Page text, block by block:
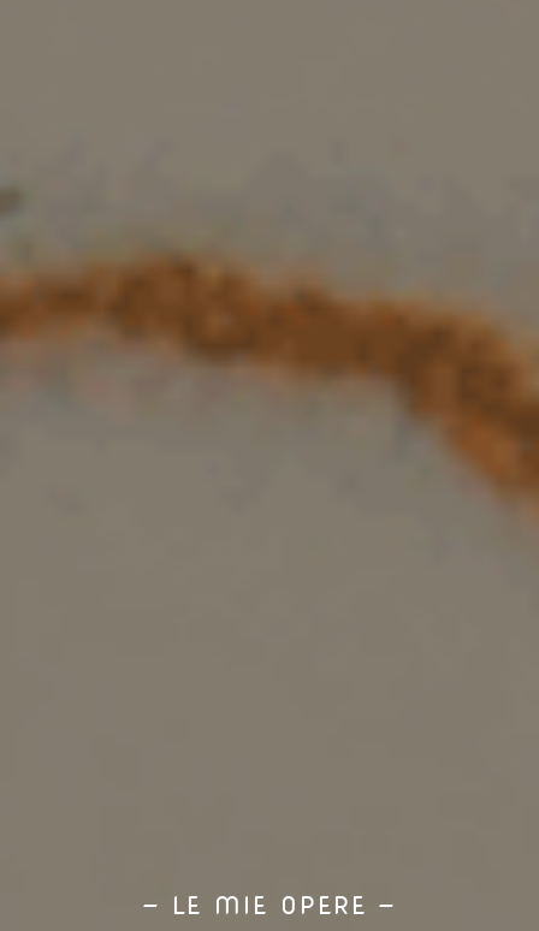
— LE MIE OPERE —